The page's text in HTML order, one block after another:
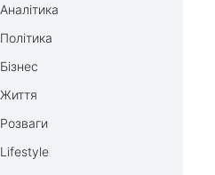
Аналітика
Політика
Бізнес
Життя
Розваги
Lifestyle